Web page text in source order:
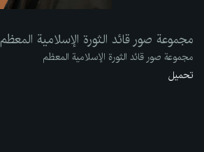
مجموعة صور قائد الثورة الإسلامية المعظم
مجموعة صور قائد الثورة الإسلامية المعظم
تحميل